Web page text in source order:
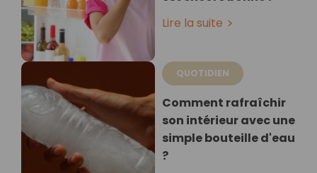
Lire la suite
QUOTIDIEN
Comment rafraîchir
son intérieur avec une
simple bouteille d'eau
?